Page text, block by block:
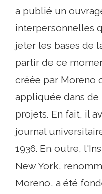
a publié un
interpersonnelles
jeter les bases de
partir de ce
créée par Moreno
appliquée dans
projets. En fait, il
journal
1936. En outre,
New York,
Moreno, a été